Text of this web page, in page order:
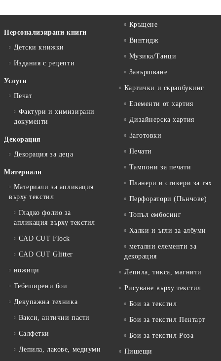
Персонализирани книги
Детски книжки
Издания с рецепти
Услуги
Печат
Фактури и химизирани
документи
Декорация
Декорация за деца
Материали
Материали за апликация
върху текстил
Гладко фолио за
апликация върху текстил
CAD CUT Flock
CAD CUT Glitter
ножици
Тебеширени бои
Декупажна техника
Вакси, антични пасти
Салфетки
Лепила, лакове, медиуми
Кръщене
Винтидж
Музика/Танци
Завършване
Картички и скрапбукинг
Елементи от хартия
Дизайнерска хартия
Заготовки
Печати
Тампони за печати
Планери и стикери за тях
Перфоратори (Пънчове)
Топъл ембосинг
Халки и ъгли за албуми
метални елементи за
декорация
Лепила, тикса, магнити
Рисуване върху текстил
Бои за текстил
Бои за текстил Пентарт
Бои за текстил Роза
Пишещи